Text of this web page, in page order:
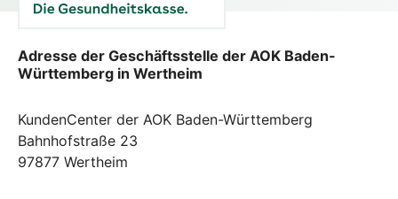
Adresse der Geschäftsstelle der AOK Baden-
Württemberg in Wertheim
KundenCenter der AOK Baden-Württemberg
Bahnhofstraße 23
97877 Wertheim